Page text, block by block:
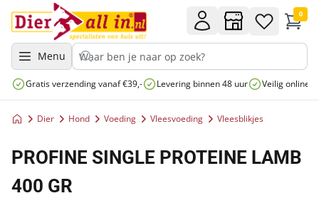
Menu
0
Gratis verzending vanaf €39,- Levering binnen 48 uur Veilig online
Dier Hond Voeding Vleesvoeding Vleesblikjes
PROFINE SINGLE PROTEINE LAMB
400 GR